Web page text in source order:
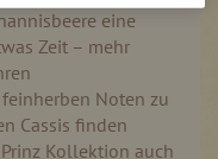
eine
Zeit – mehr
Noten zu
Cassis finden
Kollektion auch